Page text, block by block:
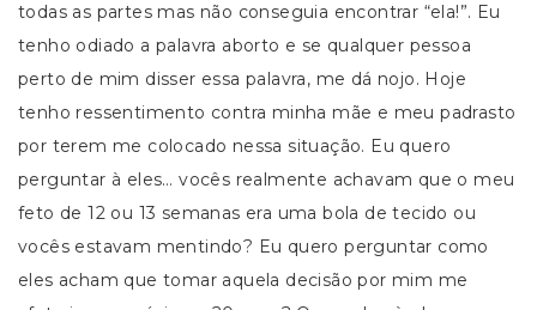
todas as partes mas não conseguia encontrar “ela!”. Eu
tenho odiado a palavra aborto e se qualquer pessoa
perto de mim disser essa palavra, me dá nojo. Hoje
tenho ressentimento contra minha mãe e meu padrasto
por terem me colocado nessa situação. Eu quero
perguntar à eles… vocês realmente achavam que o meu
feto de 12 ou 13 semanas era uma bola de tecido ou
vocês estavam mentindo? Eu quero perguntar como
eles acham que tomar aquela decisão por mim me